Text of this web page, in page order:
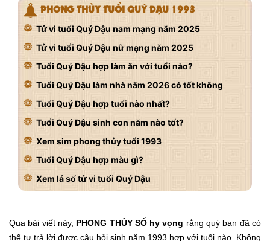
PHONG THỦY TUỔI QUÝ DẬU 1993
Tử vi tuổi Quý Dậu nam mạng năm 2025
Tử vi tuổi Quý Dậu nữ mạng năm 2025
Tuổi Quý Dậu hợp làm ăn với tuổi nào?
Tuổi Quý Dậu làm nhà năm 2026 có tốt không
Tuổi Quý Dậu hợp tuổi nào nhất?
Tuổi Quý Dậu sinh con năm nào tốt?
Xem sim phong thủy tuổi 1993
Tuổi Quý Dậu hợp màu gì?
Xem lá số tử vi tuổi Quý Dậu
Qua bài viết này, PHONG THỦY SỐ hy vọng rằng quý bạn đã có
thể tự trả lời được câu hỏi sinh năm 1993 hợp với tuổi nào. Không